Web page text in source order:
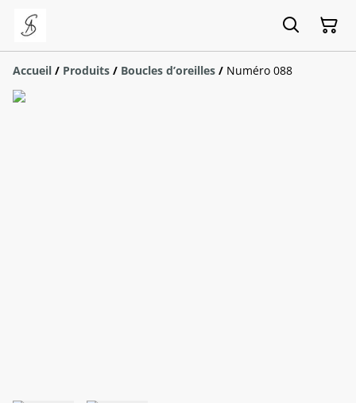
Accueil / Produits / Boucles d’oreilles / Numéro 088